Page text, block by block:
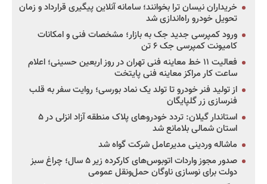
خریداران نیسان ترا بخوانند؛ سامانه آنلاین پیگیری قرارداد و زمان
تحویل خودرو راه‌اندازی شد
ورود کمپرسی جدید جک به بازار؛ مشخصات فنی و امکانات
کامیونت کمپرسی جک ۶ تن
فعالیت ۱۱ خط معاینه فنی تهران در روز اربعین حسینی؛ اعلام
ساعت کار مراکز معاینه فنی پایتخت
از تولید فنر خودرو تا تولد یک نماد بورسی؛ روایت سفر به قلب
فنرسازی زر گلپایگان
استاندار گیلان: تردد خودروهای پلاک منطقه آزاد انزلی در ۵
استان شمالی بلامانع شد
ماشاله وردینی مدیرعامل شرکت گواه شد
صدور مجوز واردات اتوبوس‌های کارکرده زیر ۵ سال؛ چراغ سبز
دولت برای نوسازی ناوگان حمل‌ونقل عمومی